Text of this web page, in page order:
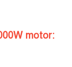
motor: